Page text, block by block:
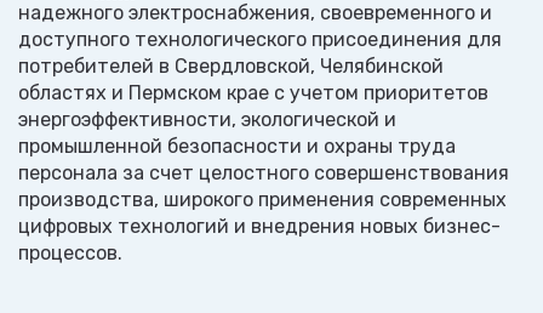
надежного электроснабжения, своевременного и
доступного технологического присоединения для
потребителей в Свердловской, Челябинской
областях и Пермском крае с учетом приоритетов
энергоэффективности, экологической и
промышленной безопасности и охраны труда
персонала за счет целостного совершенствования
производства, широкого применения современных
цифровых технологий и внедрения новых бизнес-
процессов.